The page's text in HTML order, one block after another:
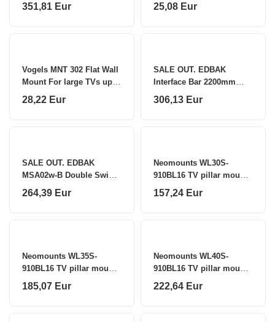
351,81 Eur
inch (165 cm) Vogels
25,08 Eur
Vogels MNT 302 Flat Wall
Mount For large TVs up
to 80 inch (203 cm)/65
inch (165 cm) Vogels
28,22 Eur
SALE OUT. EDBAK
Interface Bar 2200mm
EDBAK Menu Board
Mount VWMB2200
306,13 Eur
SALE OUT. EDBAK
MSA02w-B Double Swing
Arm Wall Mount for 10-
29" Screens, White
264,39 Eur
Neomounts WL30S-
910BL16 TV pillar mount
40-75" - fixed - lockable -
diam. 25-100 cm
157,24 Eur
Neomounts WL35S-
910BL16 TV pillar mount
40-75" - tiltable - lockable
- diam. 25-100 cm
185,07 Eur
Neomounts WL40S-
910BL16 TV pillar mount
40-70" - full motion -
diam. 25-100 cm
222,64 Eur